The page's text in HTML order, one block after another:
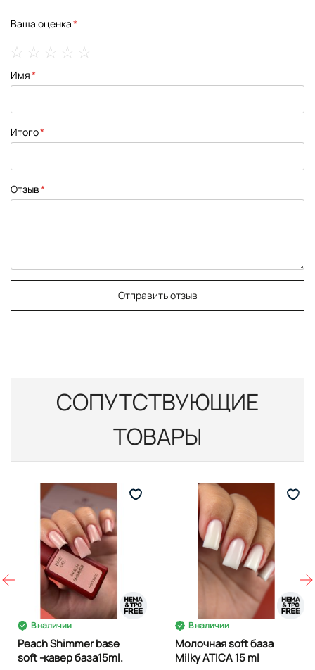
Ваша оценка
star
stars
stars
stars
stars
Имя
Итого
Отзыв
Отправить отзыв
СОПУТСТВУЮЩИЕ
ТОВАРЫ
В наличии
Peach Shimmer base
soft -кавер база15ml.
В наличии
Молочная soft база
Milky ATICA 15 ml